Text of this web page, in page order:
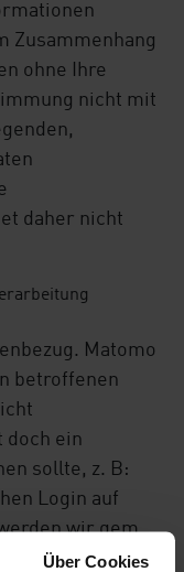
Über Cookies
Zusammenhang
ohne Ihre
nicht mit
daher nicht
Matomo
betroffenen
doch ein
sollte, z. B:
Login auf
wir gem.
(Einwilligung)